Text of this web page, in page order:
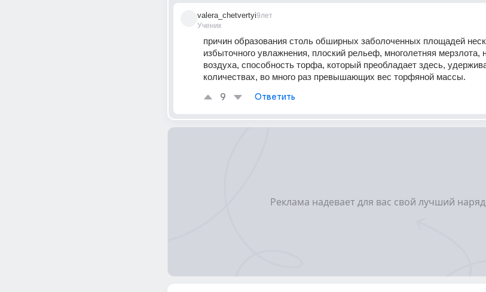
valera_chetvertyi
Ученик
9лет
причин образования столь обширных заболоченных площадей
избыточного увлажнения, плоский рельеф, многолетняя мерзлота,
воздуха, способность торфа, который преобладает здесь,
количествах, во много раз превышающих вес торфяной массы.
9 Ответить